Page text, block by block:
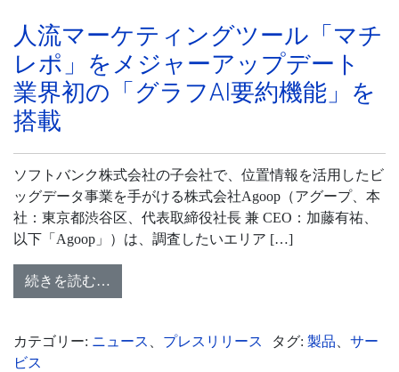
人流マーケティングツール「マチ
レポ」をメジャーアップデート
業界初の「グラフAI要約機能」を
搭載
ソフトバンク株式会社の子会社で、位置情報を活用したビ
ッグデータ事業を手がける株式会社Agoop（アグープ、本
社：東京都渋谷区、代表取締役社長 兼 CEO：加藤有祐、
以下「Agoop」）は、調査したいエリア […]
続きを読む…
カテゴリー: ニュース プレスリリース タグ: 製品
サー
ビス